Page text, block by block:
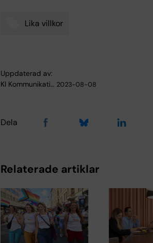
Lika villkor
Uppdaterad av:
KI Kommunikati… 2023-08-08
Dela
Relaterade artiklar